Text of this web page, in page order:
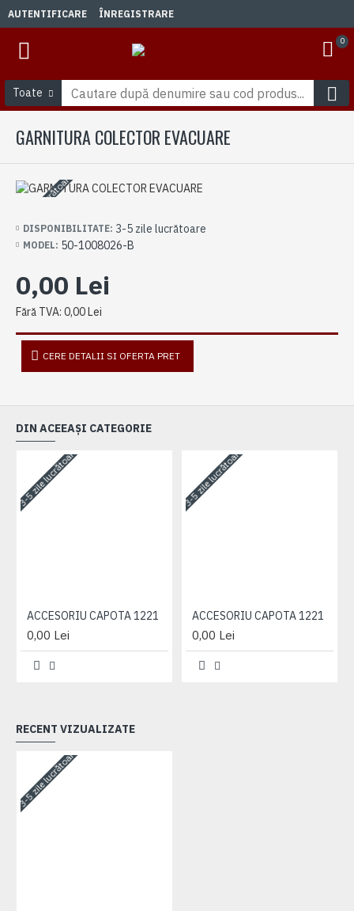
AUTENTIFICARE ÎNREGISTRARE
0
Toate
GARNITURA COLECTOR EVACUARE
3-5 zile lucrătoare
DISPONIBILITATE: 3-5 zile lucrătoare
MODEL: 50-1008026-B
0,00 Lei
Fără TVA: 0,00 Lei
CERE DETALII SI OFERTA PRET
DIN ACEEAȘI CATEGORIE
3-5 zile lucrătoare
ACCESORIU CAPOTA 1221
0,00 Lei
3-5 zile lucrătoare
ACCESORIU CAPOTA 1221
0,00 Lei
RECENT VIZUALIZATE
3-5 zile lucrătoare